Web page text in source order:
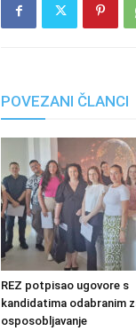
POVEZANI ČLANCI
REZ potpisao ugovore s
kandidatima odabranim
osposobljavanje